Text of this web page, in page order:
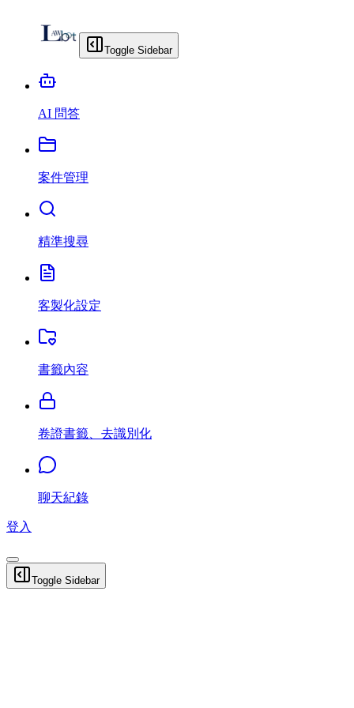
Toggle Sidebar
AI 問答
案件管理
精準搜尋
客製化設定
書籤內容
卷證書籤、去識別化
聊天紀錄
登入
Toggle Sidebar